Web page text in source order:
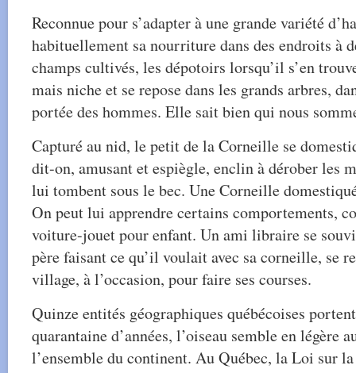
Reconnue pour s’adapter à une grande variété
habituellement sa nourriture dans des endroits à
champs cultivés, les dépotoirs lorsqu’il s’en
mais niche et se repose dans les grands arbres,
portée des hommes. Elle sait bien qui nous
Capturé au nid, le petit de la Corneille se
dit-on, amusant et espiègle, enclin à dérober les
lui tombent sous le bec. Une Corneille
On peut lui apprendre certains comportements,
voiture-jouet pour enfant. Un ami libraire se
père faisant ce qu’il voulait avec sa corneille, se
village, à l’occasion, pour faire ses courses.
Quinze entités géographiques québécoises
quarantaine d’années, l’oiseau semble en légère
l’ensemble du continent. Au Québec, la Loi sur